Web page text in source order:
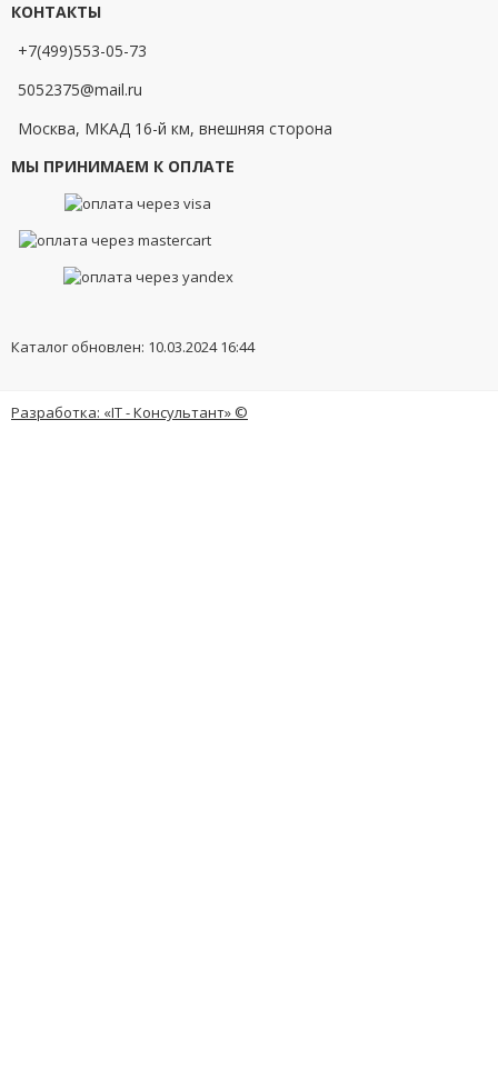
КОНТАКТЫ
+7(499)553-05-73
5052375@mail.ru
Москва, МКАД 16-й км, внешняя сторона
МЫ ПРИНИМАЕМ К ОПЛАТЕ
Каталог обновлен: 10.03.2024 16:44
Разработка: «IT - Консультант» ©